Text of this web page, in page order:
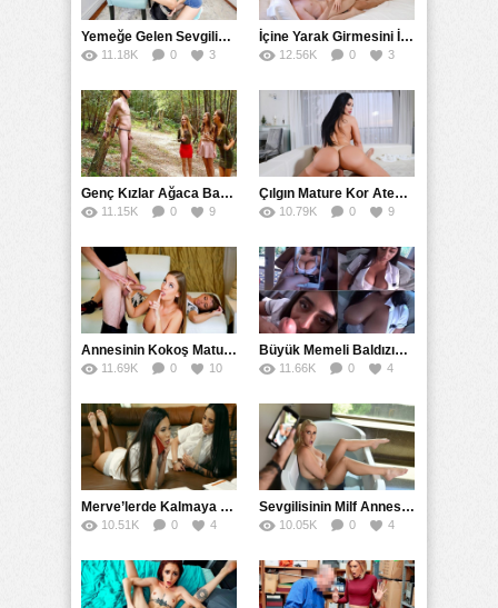
Yemeğe Gelen Sevgilisinin Arkadaşına Yarak Yedirdi
11.18K 0 3
İçine Yarak Girmesini İsteyince Kuzeninin Penisini Kullandı
12.56K 0 3
Genç Kızlar Ağaca Bağlayarak Tecavüz Etmek İstediler
11.15K 0 9
Çılgın Mature Kor Ateşiyle Misafirini Yakıp Eritti
10.79K 0 9
Annesinin Kokoş Mature Arkadaşı Tarafından Saksoya Uğradı
11.69K 0 10
Büyük Memeli Baldızının Takipçilerinin Çoğalması İçin Yardım Etti
11.66K 0 4
Merve’lerde Kalmaya Gelen Liseli Kız Fanteziyi Dibine Verdirdi
10.51K 0 4
Sevgilisinin Milf Annesini Banyoda Taciz Ederken Farkedildi
10.05K 0 4